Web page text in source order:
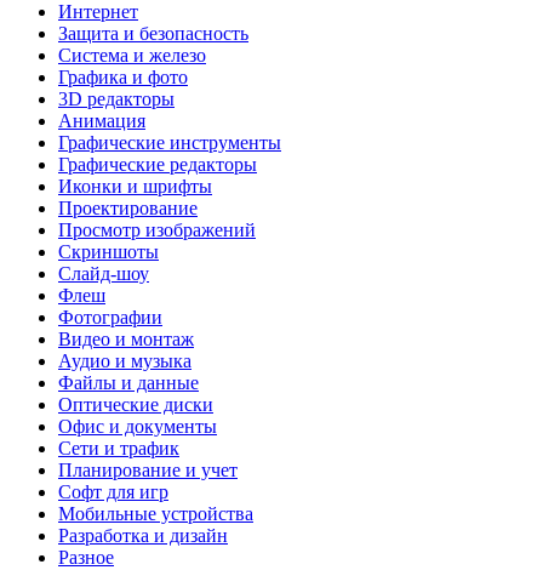
Интернет
Защита и безопасность
Система и железо
Графика и фото
3D редакторы
Анимация
Графические инструменты
Графические редакторы
Иконки и шрифты
Проектирование
Просмотр изображений
Скриншоты
Слайд-шоу
Флеш
Фотографии
Видео и монтаж
Аудио и музыка
Файлы и данные
Оптические диски
Офис и документы
Сети и трафик
Планирование и учет
Софт для игр
Мобильные устройства
Разработка и дизайн
Разное